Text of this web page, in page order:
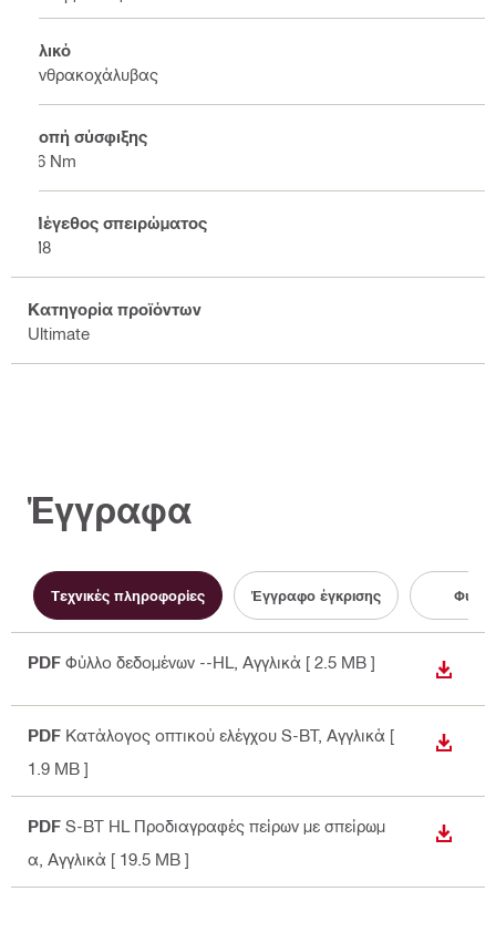
Υλικό
Ανθρακοχάλυβας
Ροπή σύσφιξης
16 Nm
Μέγεθος σπειρώματος
Μ8
Κατηγορία προϊόντων
Ultimate
Έγγραφα
Τεχνικές πληροφορίες Έγγραφο έγκρισης
PDF Φύλλο δεδομένων --HL , Αγγλικά [ 2.5 MB ]
ΛΉΨΗ
PDF Κατάλογος οπτικού ελέγχου S-BT, Αγγλικά [
1.9 MB ]
ΛΉΨΗ
PDF S-BT HL Προδιαγραφές πείρων με σπείρωμ
α , Αγγλικά [ 19.5 MB ]
ΛΉΨΗ